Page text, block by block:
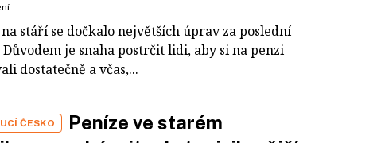
stáří se dočkalo největších úprav za poslední
je snaha postrčit lidi, aby si na penzi
dostatečně a včas,...
ČESKO
Peníze ve starém